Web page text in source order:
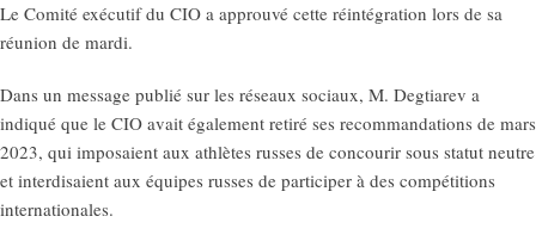
Le Comité exécutif du CIO a approuvé cette réintégration lors de sa
réunion de mardi.
Dans un message publié sur les réseaux sociaux, M. Degtiarev a
indiqué que le CIO avait également retiré ses recommandations de mars
2023, qui imposaient aux athlètes russes de concourir sous statut neutre
et interdisaient aux équipes russes de participer à des compétitions
internationales.